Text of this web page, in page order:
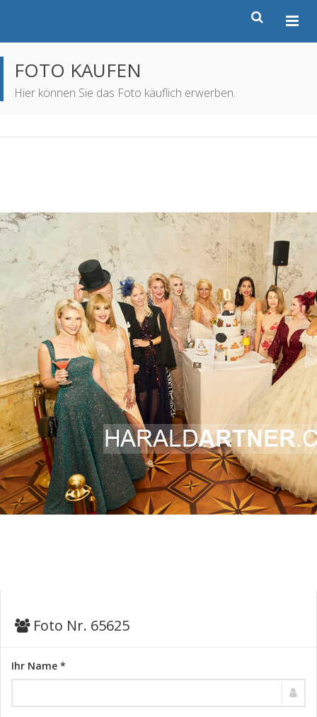
FOTO KAUFEN
Hier können Sie das Foto käuflich erwerben.
Foto Nr. 65625
Ihr Name *